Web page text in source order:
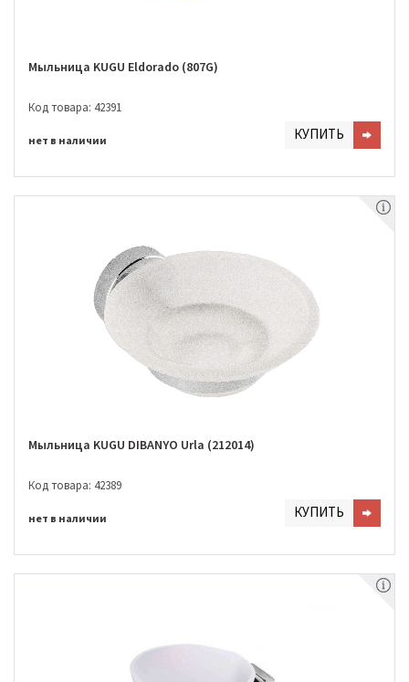
Мыльница KUGU Eldorado (807G)
Код товара: 42391
нет в наличии КУПИТЬ
Мыльница KUGU DIBANYO Urla (212014)
Код товара: 42389
нет в наличии КУПИТЬ